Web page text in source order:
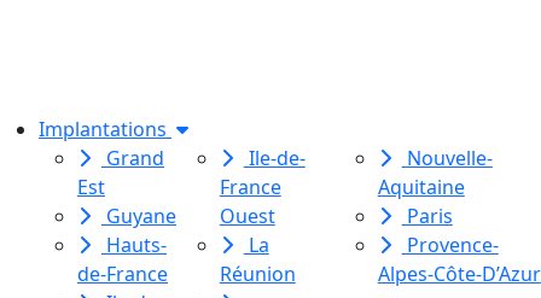
Implantations
Grand
Est
Guyane
Hauts-
de-France
Ile-de-
France
Ouest
La
Réunion
Nouvelle-
Aquitaine
Paris
Provence-
Alpes-Côte-D’Azur